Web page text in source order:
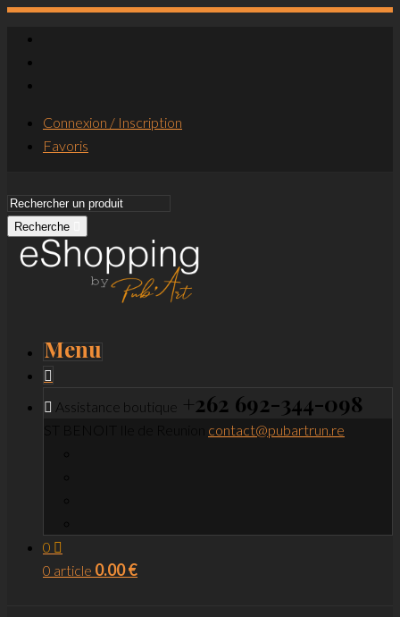
Connexion / Inscription
Favoris
Recherche
Menu
Assistance boutique +262 692-344-098
contact@pubartrun.re
0
0 article 0.00€